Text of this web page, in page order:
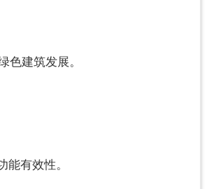
色建筑发展。
有效性。